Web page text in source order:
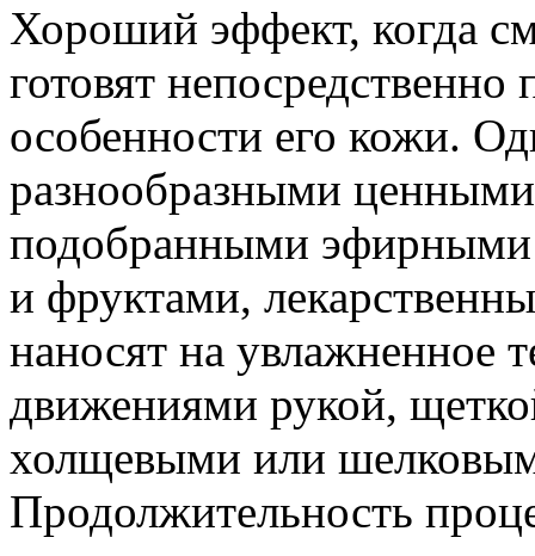
Хороший эффект, когда
готовят
особенности его кожи.
разнообразными
подобранными эфирными
и фруктами,
наносят на увлажненное
движениями рукой,
холщевыми или
Продолжительность